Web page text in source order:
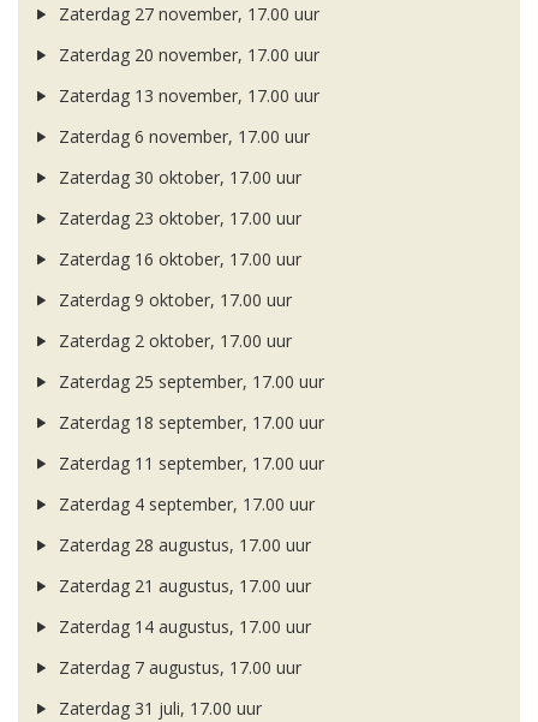
Zaterdag 27 november, 17.00 uur
Zaterdag 20 november, 17.00 uur
Zaterdag 13 november, 17.00 uur
Zaterdag 6 november, 17.00 uur
Zaterdag 30 oktober, 17.00 uur
Zaterdag 23 oktober, 17.00 uur
Zaterdag 16 oktober, 17.00 uur
Zaterdag 9 oktober, 17.00 uur
Zaterdag 2 oktober, 17.00 uur
Zaterdag 25 september, 17.00 uur
Zaterdag 18 september, 17.00 uur
Zaterdag 11 september, 17.00 uur
Zaterdag 4 september, 17.00 uur
Zaterdag 28 augustus, 17.00 uur
Zaterdag 21 augustus, 17.00 uur
Zaterdag 14 augustus, 17.00 uur
Zaterdag 7 augustus, 17.00 uur
Zaterdag 31 juli, 17.00 uur